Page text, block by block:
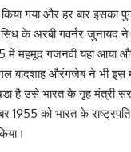
गया और हर बार इसका
के अरबी गवर्नर जुनायद ने
में महमूद गजनवी यहां आया
बादशाह औरंगजेब ने भी इस
है उसे भारत के गृह मंत्री
1955 को भारत के